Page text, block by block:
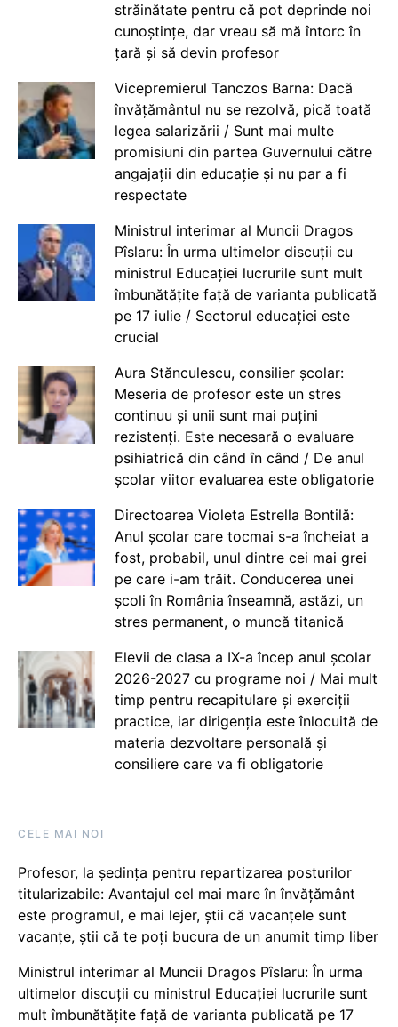
străinătate pentru că pot deprinde noi
cunoștințe, dar vreau să mă întorc în
țară și să devin profesor
Vicepremierul Tanczos Barna: Dacă
învățământul nu se rezolvă, pică toată
legea salarizării / Sunt mai multe
promisiuni din partea Guvernului către
angajații din educație și nu par a fi
respectate
Ministrul interimar al Muncii Dragos
Pîslaru: În urma ultimelor discuții cu
ministrul Educației lucrurile sunt mult
îmbunătățite față de varianta publicată
pe 17 iulie / Sectorul educației este
crucial
Aura Stănculescu, consilier școlar:
Meseria de profesor este un stres
continuu și unii sunt mai puțini
rezistenți. Este necesară o evaluare
psihiatrică din când în când / De anul
școlar viitor evaluarea este obligatorie
Directoarea Violeta Estrella Bontilă:
Anul școlar care tocmai s-a încheiat a
fost, probabil, unul dintre cei mai grei
pe care i-am trăit. Conducerea unei
școli în România înseamnă, astăzi, un
stres permanent, o muncă titanică
Elevii de clasa a IX-a încep anul școlar
2026-2027 cu programe noi / Mai mult
timp pentru recapitulare și exerciții
practice, iar dirigenția este înlocuită de
materia dezvoltare personală și
consiliere care va fi obligatorie
CELE MAI NOI
Profesor, la ședința pentru repartizarea posturilor
titularizabile: Avantajul cel mai mare în învățământ
este programul, e mai lejer, știi că vacanțele sunt
vacanţe, știi că te poți bucura de un anumit timp liber
Ministrul interimar al Muncii Dragos Pîslaru: În urma
ultimelor discuții cu ministrul Educației lucrurile sunt
mult îmbunătățite față de varianta publicată pe 17